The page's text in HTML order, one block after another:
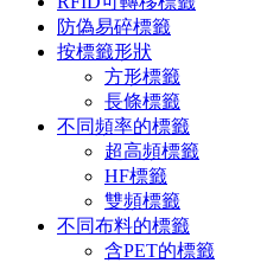
防偽易碎標籤
按標籤形狀
方形標籤
長條標籤
不同頻率的標籤
超高頻標籤
HF標籤
雙頻標籤
不同布料的標籤
含PET的標籤